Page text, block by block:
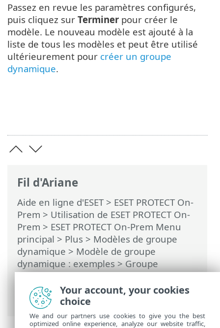
Fil d'Ariane
Aide en ligne d'ESET> ESET PROTECT On-
Prem > Utilisation de ESET PROTECT On-
Prem > ESET PROTECT On-Prem Menu
principal > Plus > Modèles de groupe
dynamique > Modèle de groupe
dynamique : exemples> Groupe
dynamique : une version spécifique d'un
logiciel n'est pas installée mais une autre
version existe
Passez en revue les paramètres configurés,
puis cliquez sur Terminer pour créer le
modèle. Le nouveau modèle est ajouté à la
liste de tous les modèles et peut être utilisé
ultérieurement pour créer un groupe
dynamique.
Your account, your cookies
choice
We and our partners use cookies to give you the best
optimized online experience, analyze our website traffic,